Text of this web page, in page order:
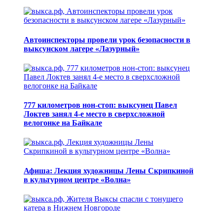
Автоинспекторы провели урок безопасности в
выксунском лагере «Лазурный»
777 километров нон-стоп: выксунец Павел
Локтев занял 4-е место в сверхсложной
велогонке на Байкале
Афиша: Лекция художницы Лены Скрипкиной
в культурном центре «Волна»